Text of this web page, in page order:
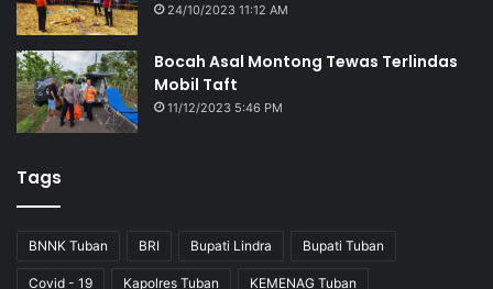
24/10/2023 11:12 AM
Bocah Asal Montong Tewas Terlindas
Mobil Taft
11/12/2023 5:46 PM
Tags
BNNK Tuban BRI Bupati Lindra Bupati Tuban
Covid - 19 Kapolres Tuban KEMENAG Tuban